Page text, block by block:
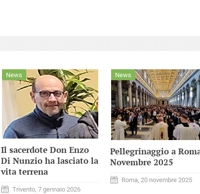
Il sacerdote Don Enzo
Di Nunzio ha lasciato la
vita terrena
Trivento, 7 gennaio 2026
News
Pellegrinaggio a
Novembre 2025
Roma, 20 novembre 2025
News